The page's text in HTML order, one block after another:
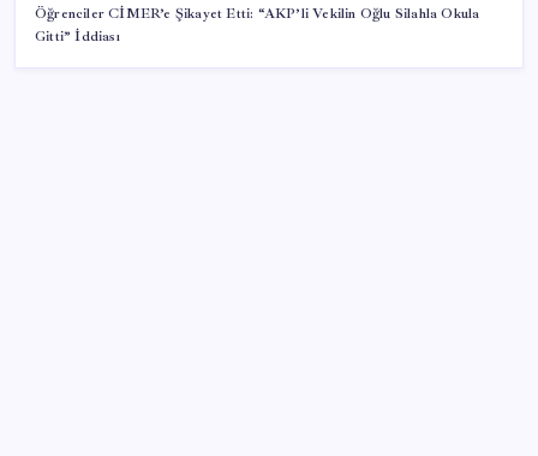
Öğrenciler CİMER’e Şikayet Etti: “AKP’li Vekilin Oğlu Silahla Okula
Gitti” İddiası